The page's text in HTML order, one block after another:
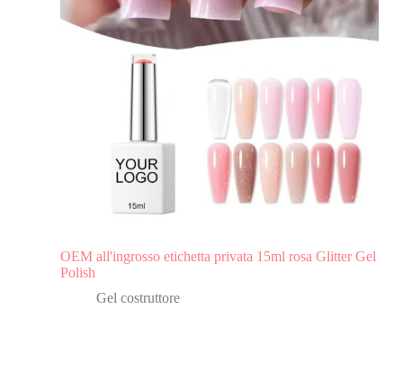
OEM all'ingrosso etichetta privata 15ml rosa Glitter Gel
Polish
Gel costruttore